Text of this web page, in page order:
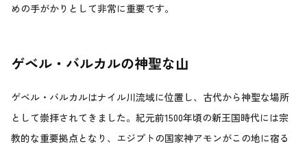
めの手がかりとして非常に重要です。
ゲベル・バルカルの神聖な山
ゲベル・バルカルはナイル川流域に位置し、古代から神聖な場所
として崇拝されてきました。紀元前1500年頃の新王国時代には宗
教的な重要拠点となり、エジプトの国家神アモンがこの地に宿る